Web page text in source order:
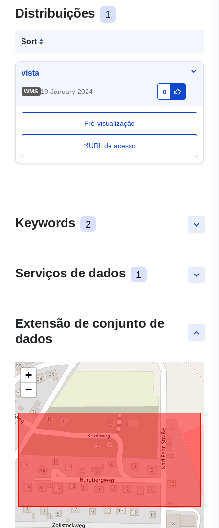
Distribuições 1
Sort
vista
WMS 19 January 2024 0
Pré-visualização
URL de acesso
keyboard_arrow_down
Keywords 2
keyboard_arrow_down
Serviços de dados 1
keyboard_arrow_up
Extensão de conjunto de
dados
+
−